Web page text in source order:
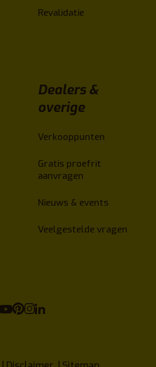
Revalidatie
Dealers &
overige
Verkooppunten
Gratis proefrit
aanvragen
Nieuws & events
Veelgestelde vragen